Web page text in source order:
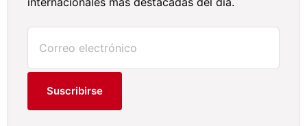
Suscribirse